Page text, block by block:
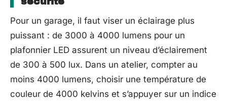
Pour un garage, il faut viser un éclairage plus
puissant : de 3000 à 4000 lumens pour un
plafonnier LED assurent un niveau d’éclairement
de 300 à 500 lux. Dans un atelier, compter au
moins 4000 lumens, choisir une température de
couleur de 4000 kelvins et s’appuyer sur un indice